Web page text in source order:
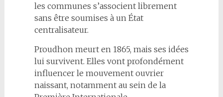
les communes s’associent librement
sans être soumises à un État
centralisateur.
Proudhon meurt en 1865, mais ses idées
lui survivent. Elles vont profondément
influencer le mouvement ouvrier
naissant, notamment au sein de la